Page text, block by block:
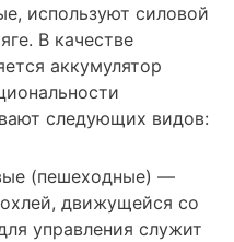
используют силовой
В качестве
аккумулятор
следующих видов:
(пешеходные) —
движущейся со
управления служит